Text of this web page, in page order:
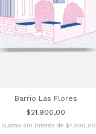
Barrio Las Flores
$21.900,00
cuotas sin interés de $7.300,00